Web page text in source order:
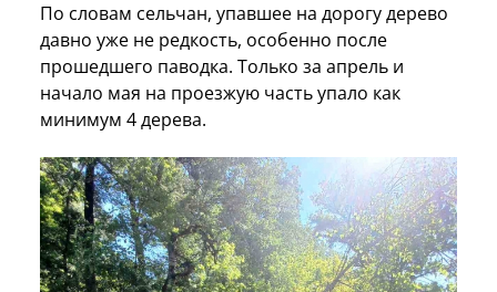
По словам сельчан, упавшее на дорогу дерево
давно уже не редкость, особенно после
прошедшего паводка. Только за апрель и
начало мая на проезжую часть упало как
минимум 4 дерева.